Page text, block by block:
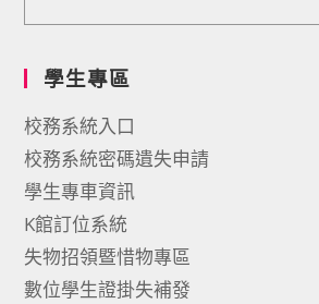
學生專區
校務系統入口
校務系統密碼遺失申請
學生專車資訊
K館訂位系統
失物招領暨惜物專區
數位學生證掛失補發